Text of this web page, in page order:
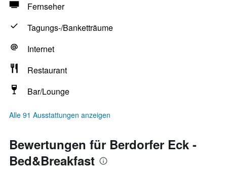
Fernseher
Tagungs-/Banketträume
Internet
Restaurant
Bar/Lounge
Alle 91 Ausstattungen anzeigen
Bewertungen für Berdorfer Eck -
Bed&Breakfast